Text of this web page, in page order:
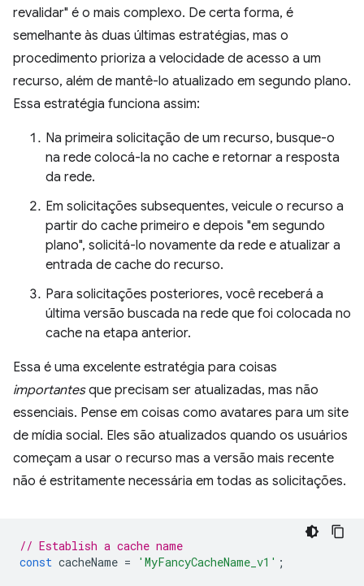
revalidar" é o mais complexo. De certa forma, é
semelhante às duas últimas estratégias, mas o
procedimento prioriza a velocidade de acesso a um
recurso, além de mantê-lo atualizado em segundo plano.
Essa estratégia funciona assim:
Na primeira solicitação de um recurso, busque-o
na rede colocá-la no cache e retornar a resposta
da rede.
Em solicitações subsequentes, veicule o recurso a
partir do cache primeiro e depois "em segundo
plano", solicitá-lo novamente da rede e atualizar a
entrada de cache do recurso.
Para solicitações posteriores, você receberá a
última versão buscada na rede que foi colocada no
cache na etapa anterior.
Essa é uma excelente estratégia para coisas
importantesque precisam ser atualizadas, mas não
essenciais. Pense em coisas como avatares para um site
de mídia social. Eles são atualizados quando os usuários
começam a usar o recurso mas a versão mais recente
não é estritamente necessária em todas as solicitações.
// Establish a cache name
const cacheName = 'MyFancyCacheName_v1' ;